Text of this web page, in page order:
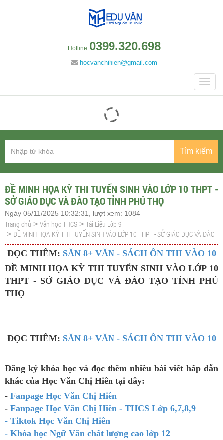
Hotline 0399.320.698
hocvanchihien@gmail.com
Tìm kiếm
ĐỀ MINH HỌA KỲ THI TUYỂN SINH VÀO LỚP 10 THPT -
SỞ GIÁO DỤC VÀ ĐÀO TẠO TỈNH PHÚ THỌ
Ngày 05/11/2025 10:32:31, lượt xem: 1084
Trang chủ > Văn học THCS > Tài Liệu Lớp 9
> ĐỀ MINH HỌA KỲ THI TUYỂN SINH VÀO LỚP 10 THPT - SỞ GIÁO DỤC VÀ ĐÀO
ĐỌC THÊM: SĂN 8+ VĂN - SÁCH ÔN THI VÀO 10
ĐỀ MINH HỌA KỲ THI TUYỂN SINH VÀO LỚP 10
THPT - SỞ GIÁO DỤC VÀ ĐÀO TẠO TỈNH PHÚ
THỌ
ĐỌC THÊM: SĂN 8+ VĂN - SÁCH ÔN THI VÀO 10
Đăng ký khóa học và đọc thêm nhiều bài viết hấp dẫn
khác của Học Văn Chị Hiên tại đây:
- Fanpage Học Văn Chị Hiên
- Fanpage Học Văn Chị Hiên - THCS Lớp 6,7,8,9
- Tiktok Học Văn Chị Hiên
- Khóa học Ngữ Văn chất lượng cao lớp 12